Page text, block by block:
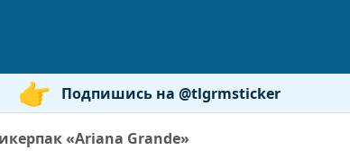
Подпишись на @tlgrmsticker
«Ariana Grande»